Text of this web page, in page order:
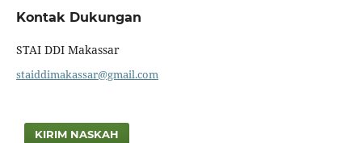
Kontak Dukungan
STAI DDI Makassar
staiddimakassar@gmail.com
KIRIM NASKAH